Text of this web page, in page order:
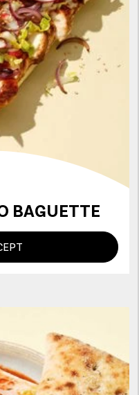
BAGUETTE